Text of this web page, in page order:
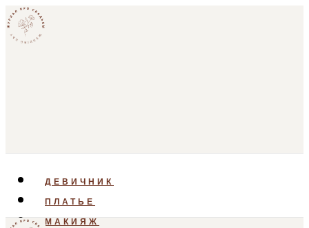
ДЕВИЧНИК
ПЛАТЬЕ
МАКИЯЖ